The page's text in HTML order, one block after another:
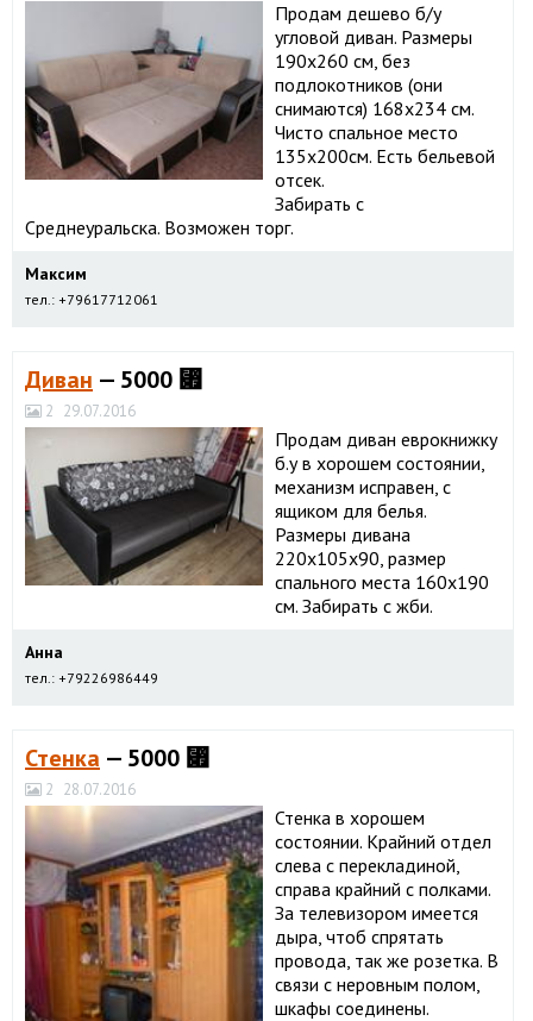
Продам дешево б/у
угловой диван. Размеры
190х260 см, без
подлокотников (они
снимаются) 168х234 см.
Чисто спальное место
135х200см. Есть бельевой
отсек.
Забирать с
Среднеуральска. Возможен торг.
Максим
тел.: +79617712061
Диван — 5000 ⃏
2 29.07.2016
Продам диван еврокнижку
б.у в хорошем состоянии,
механизм исправен, с
ящиком для белья.
Размеры дивана
220х105х90, размер
спального места 160х190
см. Забирать с жби.
Анна
тел.: +79226986449
Стенка — 5000 ⃏
2 28.07.2016
Стенка в хорошем
состоянии. Крайний отдел
слева с перекладиной,
справа крайний с полками.
За телевизором имеется
дыра, чтоб спрятать
провода, так же розетка. В
связи с неровным полом,
шкафы соединены.